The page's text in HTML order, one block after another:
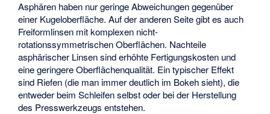
Asphären haben nur geringe Abweichungen gegenüber
einer Kugeloberfläche. Auf der anderen Seite gibt es auch
Freiformlinsen mit komplexen nicht-
rotationssymmetrischen Oberflächen. Nachteile
asphärischer Linsen sind erhöhte Fertigungskosten und
eine geringere Oberflächenqualität. Ein typischer Effekt
sind Riefen (die man immer deutlich im Bokeh sieht), die
entweder beim Schleifen selbst oder bei der Herstellung
des Presswerkzeugs entstehen.